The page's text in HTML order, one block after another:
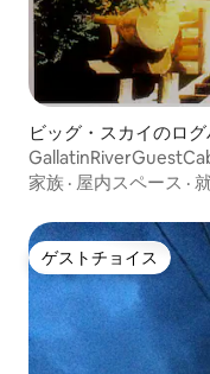
ビッグ・スカイのログ
家族 · 屋内スペース ·
ゲストチョイス
ゲストチョイス